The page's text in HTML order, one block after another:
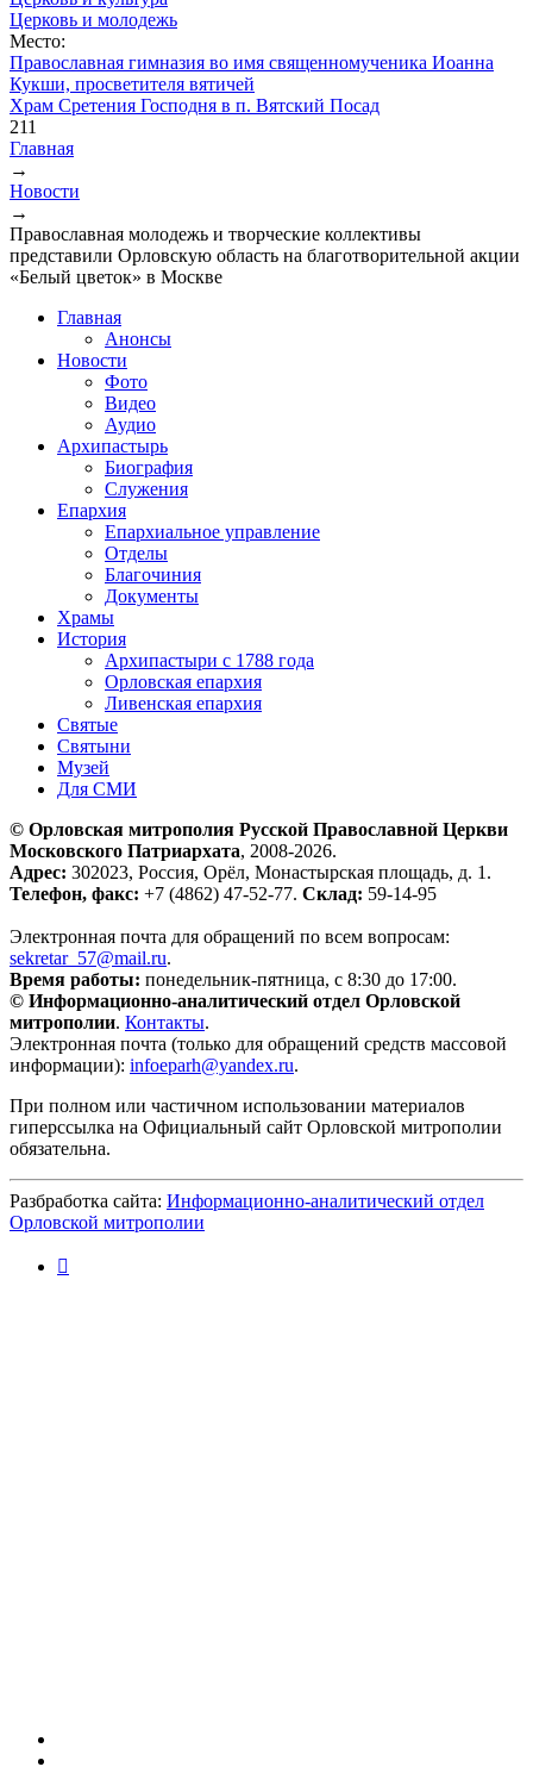
Церковь и молодежь
Место:
Православная гимназия во имя священномученика Иоанна
Кукши, просветителя вятичей
Храм Сретения Господня в п. Вятский Посад
211
Вы здесь
Главная
→
Новости
→
Православная молодежь и творческие коллективы
представили Орловскую область на благотворительной акции
«Белый цветок» в Москве
Главная
Анонсы
Новости
Фото
Видео
Аудио
Архипастырь
Биография
Служения
Епархия
Епархиальное управление
Отделы
Благочиния
Документы
Храмы
История
Архипастыри с 1788 года
Орловская епархия
Ливенская епархия
Святые
Святыни
Музей
Для СМИ
© Орловская митрополия Русской Православной Церкви
Московского Патриархата, 2008-2026.
Адрес: 302023, Россия, Орёл, Монастырская площадь, д. 1.
Телефон, факс: +7 (4862) 47-52-77. Склад: 59-14-95
Электронная почта для обращений по всем вопросам:
sekretar_57@mail.ru.
Время работы: понедельник-пятница, с 8:30 до 17:00.
© Информационно-аналитический отдел Орловской
митрополии. Контакты.
Электронная почта (только для обращений средств массовой
информации): infoeparh@yandex.ru.
При полном или частичном использовании материалов
гиперссылка на Официальный сайт Орловской митрополии
обязательна.
Разбработка сайта: Информационно-аналитический отдел
Орловской митрополии